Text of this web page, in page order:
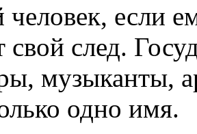
если
свой след.
музыканты,
одно имя.